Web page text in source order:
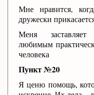
Мне нравится,
дружески
Меня
любимым
человека
Пункт №20
Я ценю помощь,